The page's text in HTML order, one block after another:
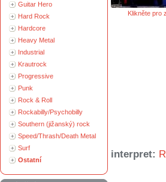
Guitar Hero
Hard Rock
Hardcore
Heavy Metal
Industrial
Krautrock
Progressive
Punk
Rock & Roll
Rockabilly/Psychobilly
Southern (jižanský) rock
Speed/Thrash/Death Metal
Surf
Ostatní
Klikněte pro
interpret: